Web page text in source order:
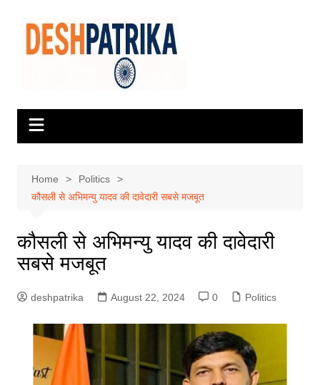
content
Home
Politics
कौसली से अभिमन्यु यादव की दावेदारी सबसे मजबूत
कौसली से अभिमन्यु यादव की दावेदारी
सबसे मजबूत
deshpatrika August 22, 2024 0 Politics